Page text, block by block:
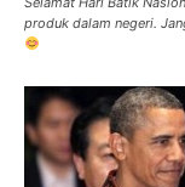
produk dalam negeri.